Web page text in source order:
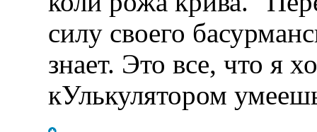
силу своего
знает. Это все, что я
кУлькулятором